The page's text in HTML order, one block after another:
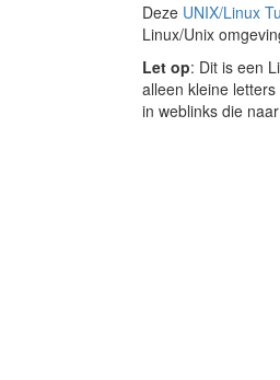
Deze UNIX/Linux
Linux/Unix
Let op: Dit is een
alleen kleine
in weblinks die